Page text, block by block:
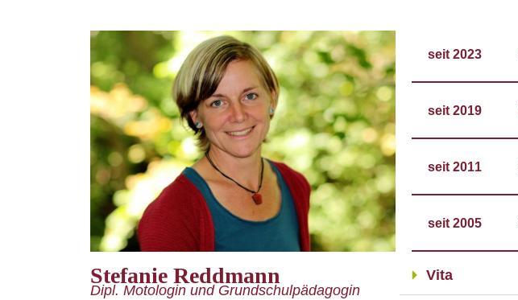
Stefanie Reddmann
Dipl. Motologin und Grundschulpädagogin
seit 2023
seit 2019
seit 2011
seit 2005
Vita